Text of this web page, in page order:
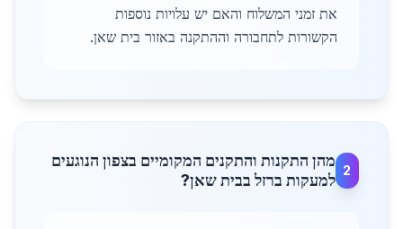
את זמני המשלוח והאם יש עלויות נוספות
הקשורות לתחבורה וההתקנה באזור בית שאן.
2
מהן התקנות והתקנים המקומיים בצפון הנוגעים
למעקות ברזל בבית שאן?